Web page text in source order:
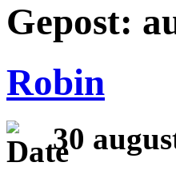
Gepost:
Robin
30